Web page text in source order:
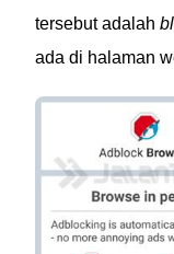
tersebut adalah
ada di halaman